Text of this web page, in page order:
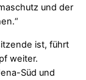
und der
ist, führt
weiter.
Süd und